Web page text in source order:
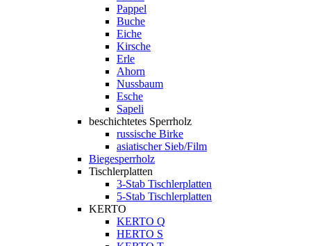
Pappel
Buche
Eiche
Kirsche
Erle
Ahorn
Nussbaum
Esche
Sapeli
beschichtetes Sperrholz
russische Birke
asiatischer Sieb/Film
Biegesperrholz
Tischlerplatten
3-Stab Tischlerplatten
5-Stab Tischlerplatten
KERTO
KERTO Q
HERTO S